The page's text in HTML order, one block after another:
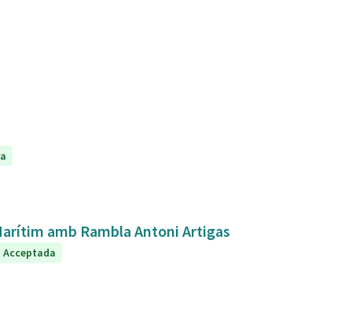
amb Rambla Antoni Artigas
Acceptada